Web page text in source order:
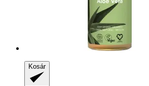
Kosár